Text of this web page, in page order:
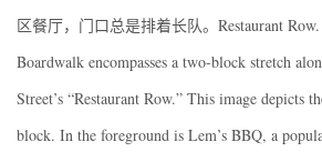
区餐厅，门口总是排着长队。Restaurant
Boardwalk encompasses a two-block stretch
Street’s “Restaurant Row.” This image depicts
block. In the foreground is Lem’s BBQ, a